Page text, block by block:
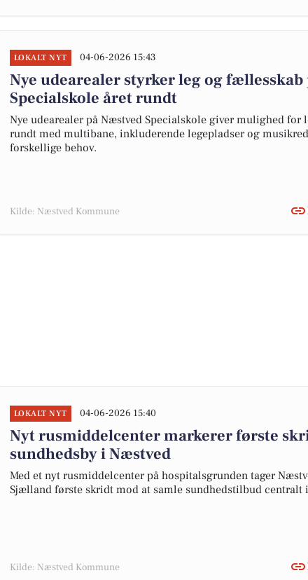
LOKALT NYT 04-06-2026 15:43
Nye udearealer styrker leg og fællesskab
Specialskole året rundt
Nye udearealer på Næstved Specialskole giver mulighed for
rundt med multibane, inkluderende legepladser og
forskellige behov.
Kilde: Næstved Kommune
LOKALT NYT 04-06-2026 15:40
Nyt rusmiddelcenter markerer første
sundhedsby i Næstved
Med et nyt rusmiddelcenter på hospitalsgrunden tager
Sjælland første skridt mod at samle sundhedstilbud centralt
Kilde: Næstved Kommune